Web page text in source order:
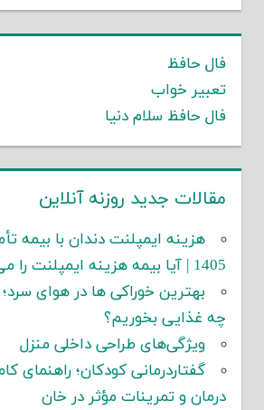
فال حافظ
تعبیر خواب
فال حافظ سلام دنیا
مقالات جدید روزنه آنلاین
هزینه ایمپلنت دندان با بیمه
1405 | آیا بیمه هزینه ایمپلنت را می‌دهد؟
بهترین خوراکی ها در هوای
چه غذایی بخوریم؟
ویژگی‌های طراحی داخلی منزل
گفتاردرمانی کودکان؛ راهنمای
درمان و تمرینات مؤثر در خان